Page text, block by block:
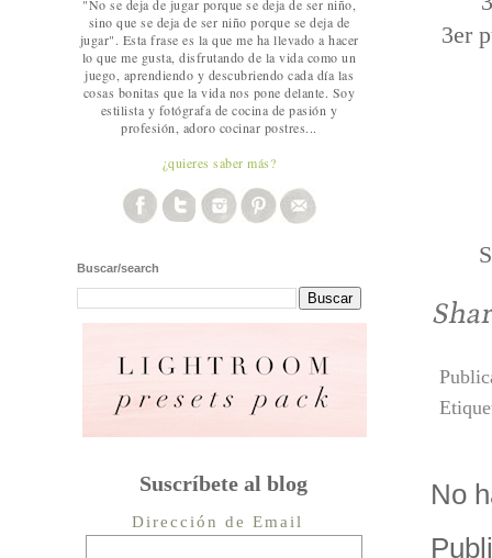
3er
No
"No se deja de jugar porque se deja de ser niño,
sino que se deja de ser niño porque se deja de
jugar". Esta frase es la que me ha llevado a hacer
lo que me gusta, disfrutando de la vida como un
juego, aprendiendo y descubriendo cada día las
cosas bonitas que la vida nos pone delante. Soy
estilista y fotógrafa de cocina de pasión y
profesión, adoro cocinar postres...
¿quieres saber más?
Buscar/search
Suscríbete al blog
Dirección de Email